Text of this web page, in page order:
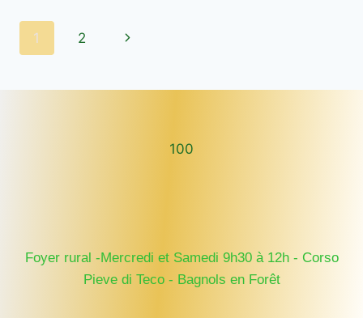
Navigation
1 2
Page
100
Foyer rural -Mercredi et Samedi 9h30 à 12h - Corso
Pieve di Teco - Bagnols en Forêt